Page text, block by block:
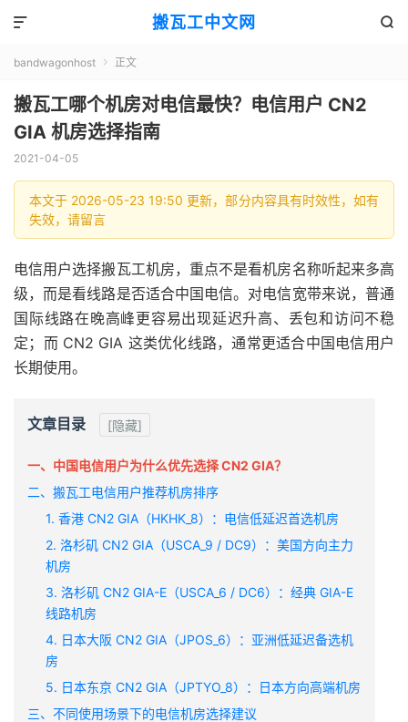
搬瓦工中文网 

bandwagonhost  正文
搬瓦工哪个机房对电信最快？电信用户 CN2
GIA 机房选择指南
2021-04-05
本文于 2026-05-23 19:50 更新，部分内容具有时效性，如有
失效，请留言
电信用户选择搬瓦工机房，重点不是看机房名称听起来多高
级，而是看线路是否适合中国电信。对电信宽带来说，普通
国际线路在晚高峰更容易出现延迟升高、丢包和访问不稳
定；而 CN2 GIA 这类优化线路，通常更适合中国电信用户
长期使用。
文章目录 [隐藏]
一、中国电信用户为什么优先选择 CN2 GIA？
二、搬瓦工电信用户推荐机房排序
1. 香港 CN2 GIA（HKHK_8）：电信低延迟首选机房
2. 洛杉矶 CN2 GIA（USCA_9 / DC9）：美国方向主力
机房
3. 洛杉矶 CN2 GIA-E（USCA_6 / DC6）：经典 GIA-E
线路机房
4. 日本大阪 CN2 GIA（JPOS_6）：亚洲低延迟备选机
房
5. 日本东京 CN2 GIA（JPTYO_8）：日本方向高端机房
三、不同使用场景下的电信机房选择建议